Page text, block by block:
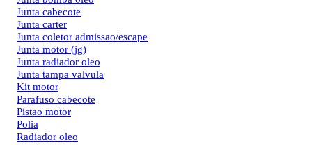
Junta cabecote
Junta carter
Junta coletor admissao/escape
Junta motor (jg)
Junta radiador oleo
Junta tampa valvula
Kit motor
Parafuso cabecote
Pistao motor
Polia
Radiador oleo